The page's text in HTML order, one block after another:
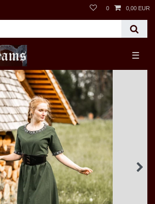
0 0,00 EUR
☰